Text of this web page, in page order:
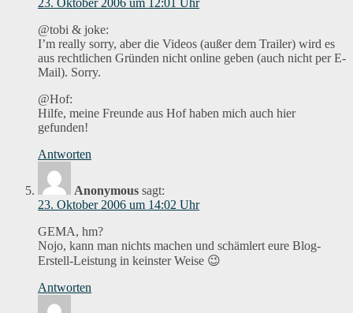
23. Oktober 2006 um 12:01 Uhr
@tobi & joke:
I’m really sorry, aber die Videos (außer dem Trailer) wird es
aus rechtlichen Gründen nicht online geben (auch nicht per E-
Mail). Sorry.
@Hof:
Hilfe, meine Freunde aus Hof haben mich auch hier
gefunden!
Antworten
Anonymous sagt:
23. Oktober 2006 um 14:02 Uhr
GEMA, hm?
Nojo, kann man nichts machen und schämlert eure Blog-
Erstell-Leistung in keinster Weise 😉
Antworten